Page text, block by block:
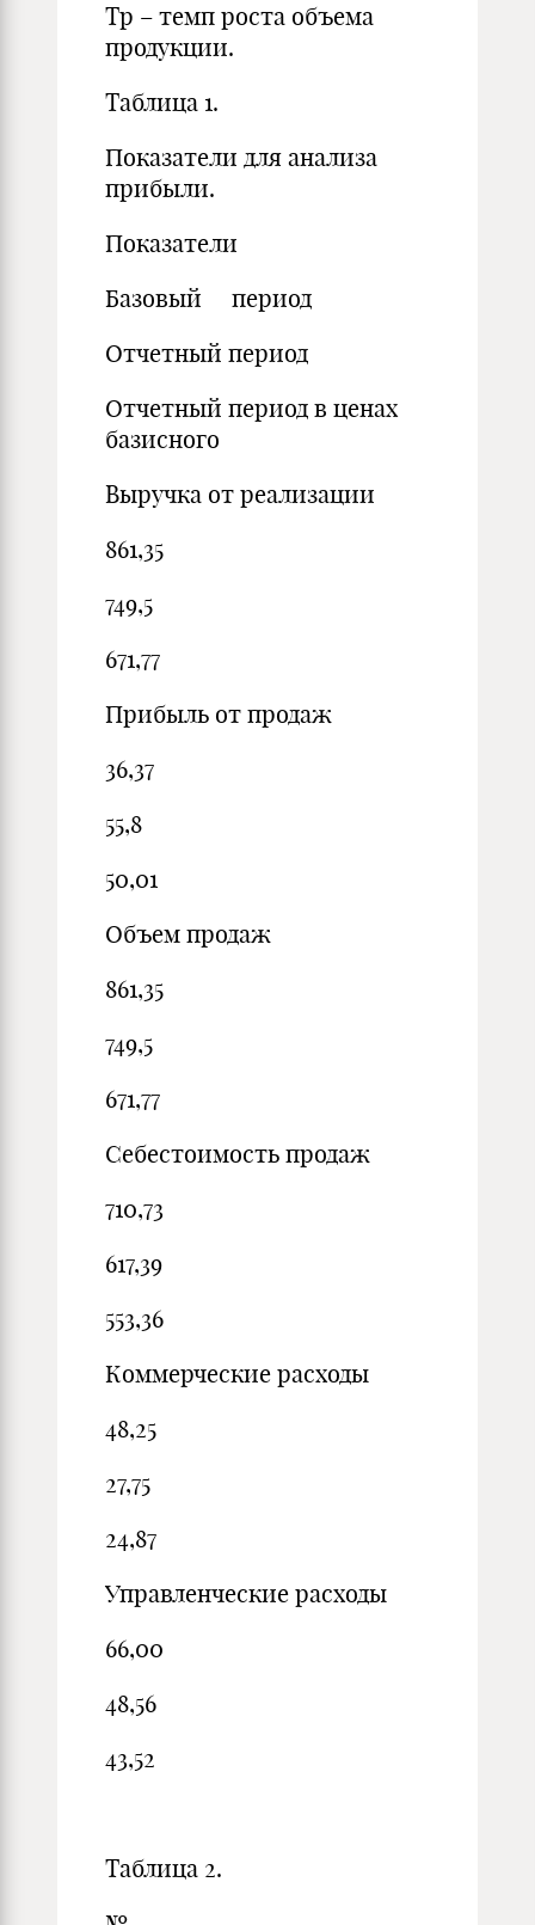
Тр – темп роста объема
продукции.
Таблица 1.
Показатели для анализа
прибыли.
Показатели
Базовый период
Отчетный период
Отчетный период в ценах
базисного
Выручка от реализации
861,35
749,5
671,77
Прибыль от продаж
36,37
55,8
50,01
Объем продаж
861,35
749,5
671,77
Себестоимость продаж
710,73
617,39
553,36
Коммерческие расходы
48,25
27,75
24,87
Управленческие расходы
66,00
48,56
43,52
Таблица 2.